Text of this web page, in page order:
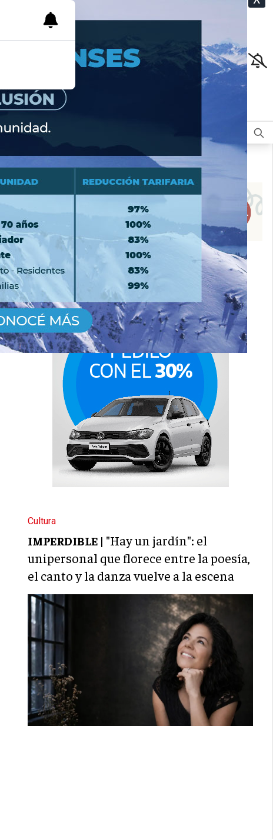
CLASIFICADOS
Cultura
IMPERDIBLE | "Hay un jardín": el
unipersonal que florece entre la poesía,
el canto y la danza vuelve a la escena